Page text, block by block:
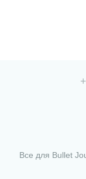
Все для Bullet